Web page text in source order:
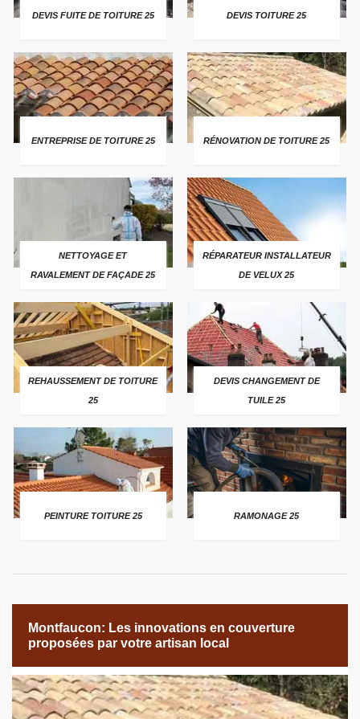
DEVIS FUITE DE TOITURE 25 DEVIS TOITURE 25
ENTREPRISE DE TOITURE 25 RÉNOVATION DE TOITURE 25
NETTOYAGE ET
RAVALEMENT DE FAÇADE 25
RÉPARATEUR INSTALLATEUR
DE VELUX 25
REHAUSSEMENT DE TOITURE
25
DEVIS CHANGEMENT DE
TUILE 25
PEINTURE TOITURE 25 RAMONAGE 25
Montfaucon: Les innovations en couverture
proposées par votre artisan local